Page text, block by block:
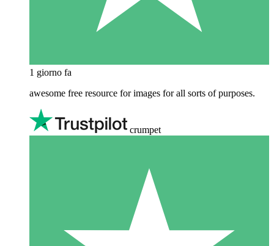
1 giorno fa
awesome free resource for images for all sorts of purposes.
crumpet